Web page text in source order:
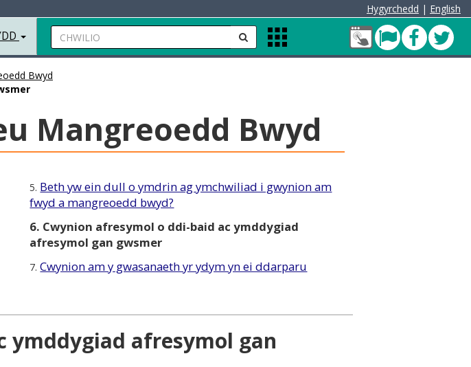
Hygyrchedd | English
Chwilio anfon
Apps
Menu
Fy
NghyfrifPont
Cleddau
Bwyd
Mangreoedd Bwyd
5. Beth yw ein dull o ymdrin ag ymchwiliad i gwynion am
fwyd a mangreoedd bwyd?
6. Cwynion afresymol o ddi-baid ac ymddygiad
afresymol gan gwsmer
7.Cwynion am y gwasanaeth yr ydym yn ei ddarparu
ymddygiad afresymol gan